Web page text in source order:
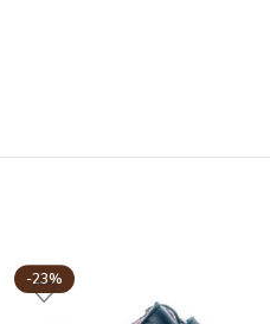
-23%